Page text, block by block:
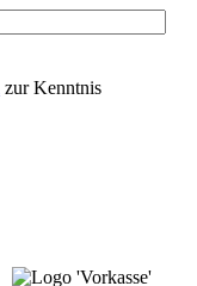
zur Kenntnis